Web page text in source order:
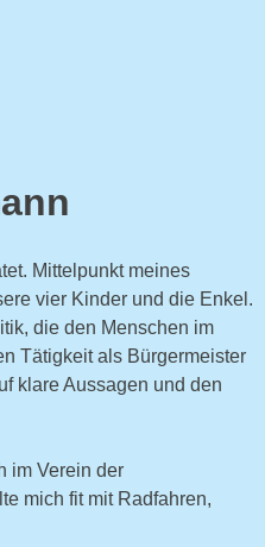
Mittelpunkt meines
vier Kinder und die Enkel.
die den Menschen im
Tätigkeit als Bürgermeister
klare Aussagen und den
im Verein der
mich fit mit Radfahren,